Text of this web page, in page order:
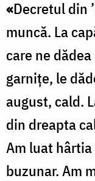
«Decretul din
muncă. La
care ne
garniţe, le
august, cald.
din dreapta
Am luat
buzunar. Am